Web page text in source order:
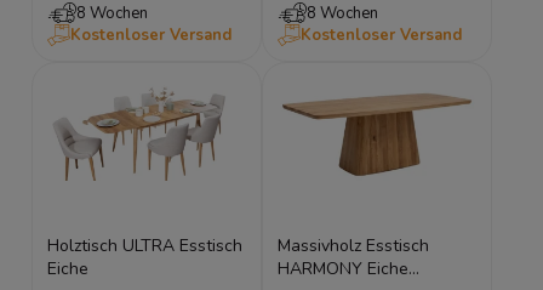
8 Wochen
Kostenloser Versand
8 Wochen
Kostenloser Versand
Holztisch ULTRA Esstisch
Eiche
Massivholz Esstisch
HARMONY Eiche